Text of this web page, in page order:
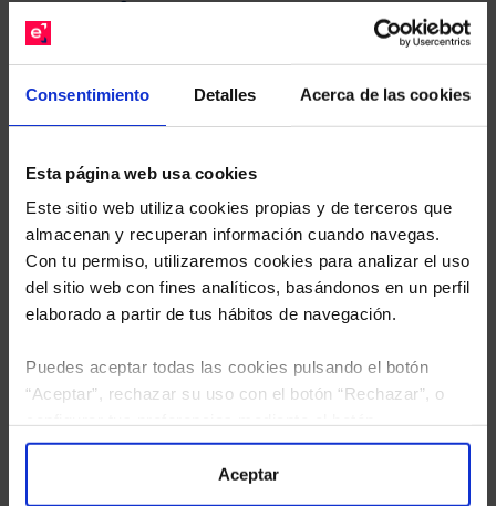
Consentimiento Detalles Acerca de las cookies
Esta página web usa cookies
Este sitio web utiliza cookies propias y de terceros que
almacenan y recuperan información cuando navegas.
Con tu permiso, utilizaremos cookies para analizar el uso
del sitio web con fines analíticos, basándonos en un perfil
elaborado a partir de tus hábitos de navegación.
Puedes aceptar todas las cookies pulsando el botón
“Aceptar”, rechazar su uso con el botón “Rechazar”, o
“Configuración”. Consulta nuestraPolítica
para más información.
Aceptar
gratuito de su cartera.
sus Fondos y nuestros expertos le enviarán un
estudio gratuito de sus alternativas de Clases